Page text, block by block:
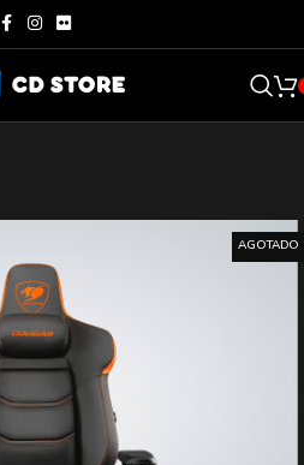
AGOTADO